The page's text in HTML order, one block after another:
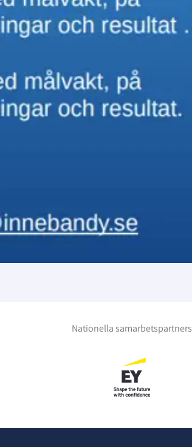
Nationella samarbetspartners